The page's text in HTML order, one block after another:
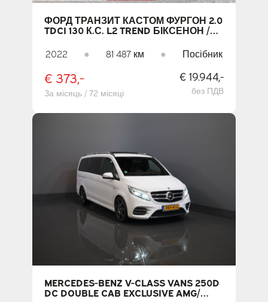
ФОРД ТРАНЗИТ КАСТОМ ФУРГОН 2.0
TDCI 130 К.С. L2 TREND БІКСЕНОН /
2,8 Т ТЯГОВОГО ЗУСИЛЛЯ / CARPLAY
/ КАМЕРА / PDC / КРУЇЗ-КОНТРОЛЬ /
DAB / КОНДИЦІОНЕР
2022 ● 81 487 км ● Посібник
€ 373,-
За місяць / 72 місяці
€ 19.944,-
без ПДВ
MERCEDES-BENZ V-CLASS VANS 250D
DC DOUBLE CAB EXCLUSIVE AMG/